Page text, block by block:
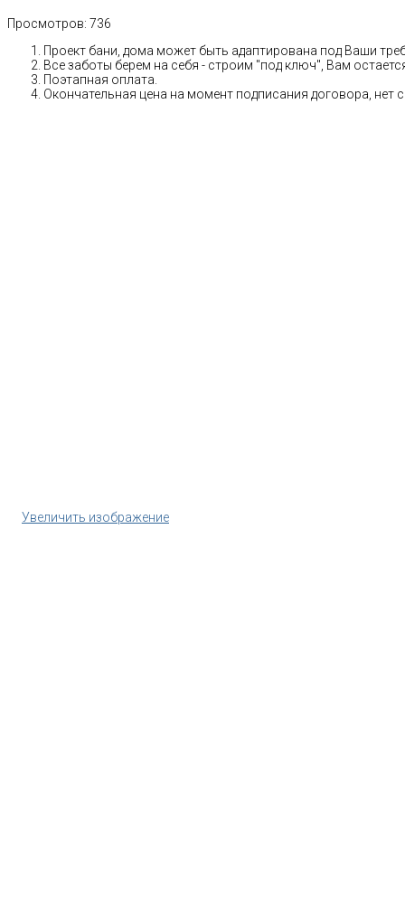
Просмотров: 736
Проект бани, дома может быть адаптирована под Ваши
Все заботы берем на себя - строим "под ключ", Вам
Поэтапная оплата.
Окончательная цена на момент подписания договора, нет
Увеличить изображение